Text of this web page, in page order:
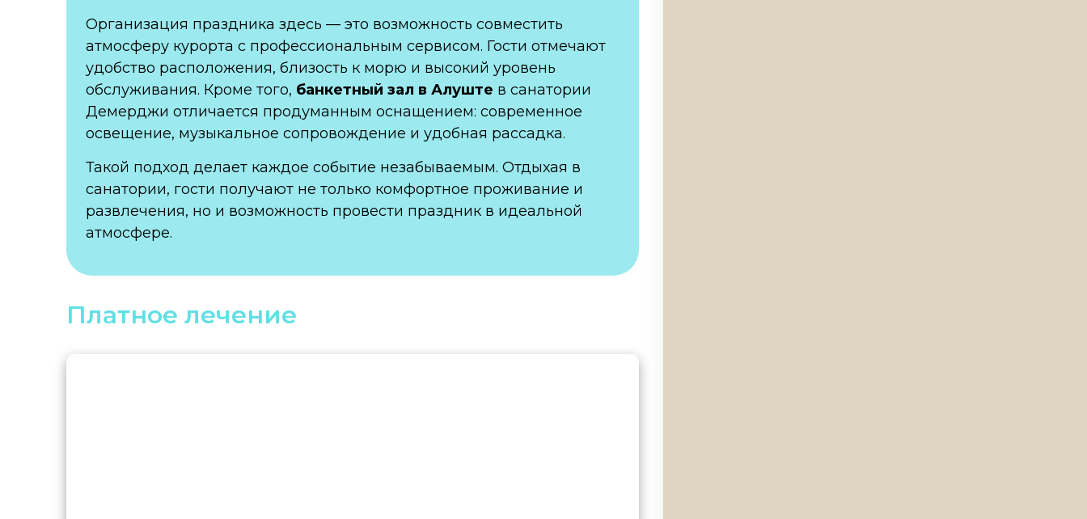
Организация праздника здесь — это возможность совместить
атмосферу курорта с профессиональным сервисом. Гости отмечают
удобство расположения, близость к морю и высокий уровень
обслуживания. Кроме того, банкетный зал в Алуште в санатории
Демерджи отличается продуманным оснащением: современное
освещение, музыкальное сопровождение и удобная рассадка.
Такой подход делает каждое событие незабываемым. Отдыхая в
санатории, гости получают не только комфортное проживание и
развлечения, но и возможность провести праздник в идеальной
атмосфере.
Платное лечение